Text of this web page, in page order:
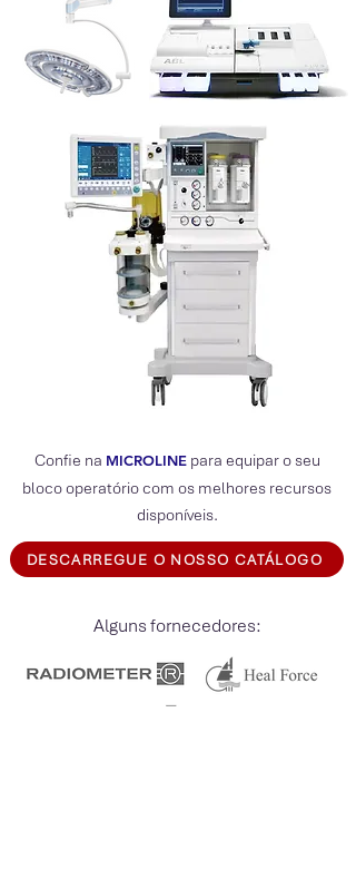
Confie na MICROLINEpara equipar o seu
bloco operatório com os melhores recursos
disponíveis.
DESCARREGUE O NOSSO CATÁLOGO
Alguns fornecedores: